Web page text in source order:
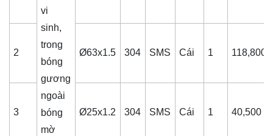
vi
sinh,
trong
bóng
gương
ngoài
bóng
mờ
2 Ø63x1.5 304 SMS Cái 1 118,800
3 Ø25x1.2 304 SMS Cái 1 40,500